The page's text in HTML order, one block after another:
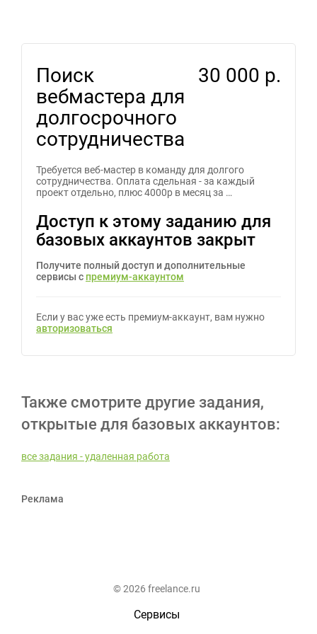
Поиск
вебмастера для
долгосрочного
сотрудничества
30 000 р.
Требуется веб-мастер в команду для долгого
сотрудничества. Оплата сдельная - за каждый
проект отдельно, плюс 4000р в месяц за …
Доступ к этому заданию для
базовых аккаунтов закрыт
Получите полный доступ и дополнительные
сервисы с премиум-аккаунтом
Если у вас уже есть премиум-аккаунт, вам нужно
авторизоваться
Также смотрите другие задания,
открытые для базовых аккаунтов:
все задания - удаленная работа
Реклама
© 2026 freelance.ru
Сервисы